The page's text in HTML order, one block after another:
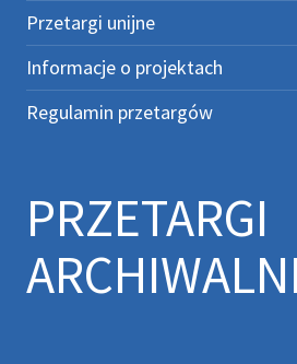
Przetargi unijne
Informacje o projektach
Regulamin przetargów
PRZETARGI